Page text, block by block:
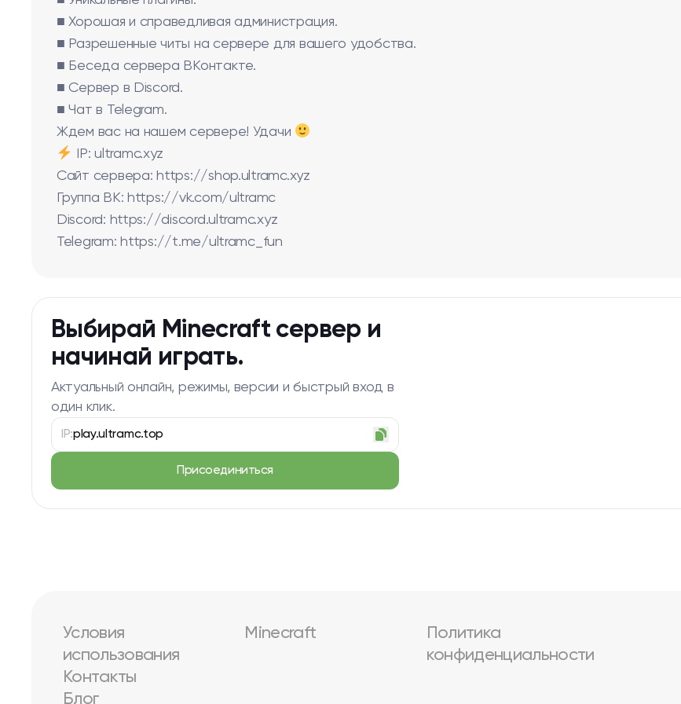
■ Хорошая и справедливая администрация.
■ Разрешенные читы на сервере для вашего удобства.
■ Беседа сервера ВКонтакте.
■ Сервер в Discord.
■ Чат в Telegram.
Ждем вас на нашем сервере! Удачи
IP: ultramc.xyz
Сайт сервера: https://shop.ultramc.xyz
Группа ВК: https://vk.com/ultramc
Discord: https://discord.ultramc.xyz
Telegram: https://t.me/ultramc_fun
Выбирай Minecraft сервер и
начинай играть.
Актуальный онлайн, режимы, версии и быстрый вход в
один клик.
IP:play.ultramc.top
Присоединиться
Условия
использования
Контакты
Блог
Minecraft
Политика
конфиденциальности